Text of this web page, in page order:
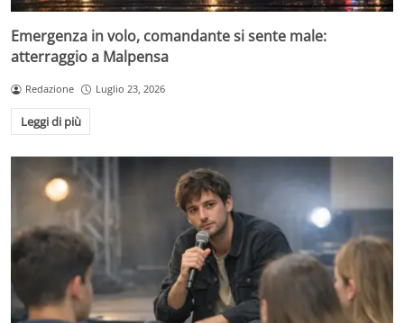
Emergenza in volo, comandante si sente male:
atterraggio a Malpensa
Redazione Luglio 23, 2026
Leggi di più